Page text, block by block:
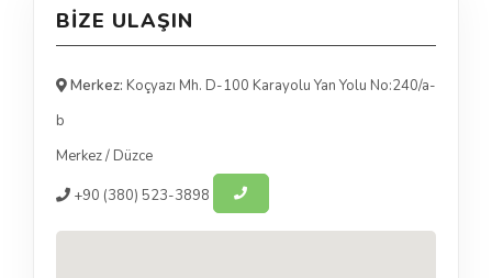
BIZE ULAŞIN
Merkez: Koçyazı Mh. D-100 Karayolu Yan Yolu No:240/a-
b
Merkez/ Düzce
+90 (380) 523-3898